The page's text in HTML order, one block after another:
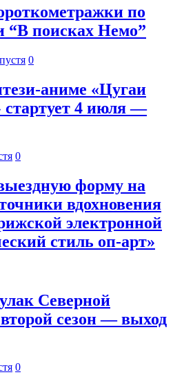
по
“В поисках Немо”
0
аниме «Цугаи
стартует 4 июля —
0
форму на
вдохновения
электронной
стиль оп-арт»
Северной
сезон — выход
0